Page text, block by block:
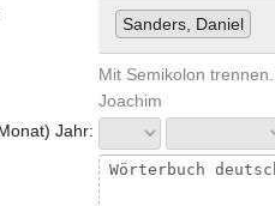
Sanders, Daniel
Mit Semikolon
Joachim
Jahr: